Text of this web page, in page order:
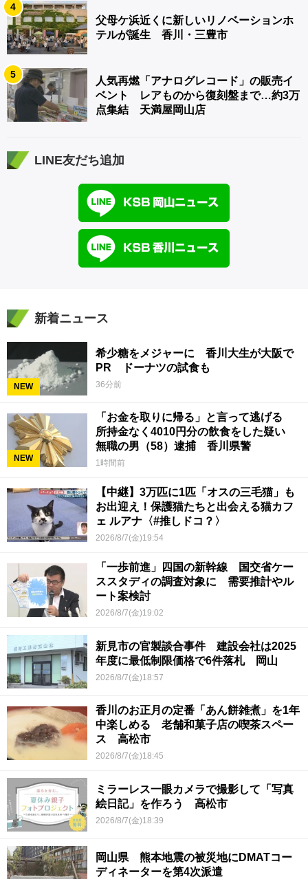
4
父母ケ浜近くに新しいリノベーションホ
テルが誕生 香川・三豊市
5
人気再燃「アナログレコード」の販売イ
ベント レアものから復刻盤まで…約3万
点集結 天満屋岡山店
LINE友だち追加
新着ニュース
NEW
希少糖をメジャーに 香川大生が大阪で
PR ドーナツの試食も
36分前
NEW
「お金を取りに帰る」と言って逃げる
所持金なく4010円分の飲食をした疑い
無職の男（58）逮捕 香川県警
1時間前
【中継】3万匹に1匹「オスの三毛猫」も
お出迎え！保護猫たちと出会える猫カフ
ェ ルアナ〈#推しドコ？〉
2026/8/7(金)19:54
「一歩前進」四国の新幹線 国交省ケー
ススタディの調査対象に 需要推計やル
ート案検討
2026/8/7(金)19:02
新見市の官製談合事件 建設会社は2025
年度に最低制限価格で6件落札 岡山
2026/8/7(金)18:57
香川のお正月の定番「あん餅雑煮」を1年
中楽しめる 老舗和菓子店の喫茶スペー
ス 高松市
2026/8/7(金)18:45
ミラーレス一眼カメラで撮影して「写真
絵日記」を作ろう 高松市
2026/8/7(金)18:39
岡山県 熊本地震の被災地にDMATコー
ディネーターを第4次派遣